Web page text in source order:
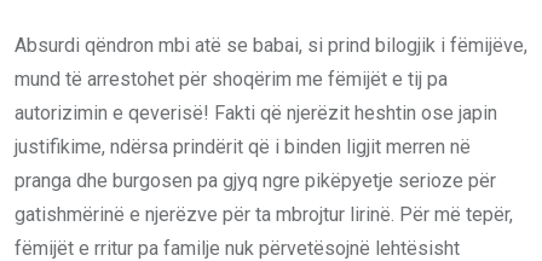
Absurdi qëndron mbi atë se babai, si prind bilogjik i fëmijëve,
mund të arrestohet për shoqërim me fëmijët e tij pa
autorizimin e qeverisë! Fakti që njerëzit heshtin ose japin
justifikime, ndërsa prindërit që i binden ligjit merren në
pranga dhe burgosen pa gjyq ngre pikëpyetje serioze për
gatishmërinë e njerëzve për ta mbrojtur lirinë. Për më tepër,
fëmijët e rritur pa familje nuk përvetësojnë lehtësisht